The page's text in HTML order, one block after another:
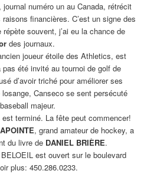
journal numéro un au Canada, rétrécit
financières. C’est un signe des
souvent, j’ai eu la chance de
des journaux.
joueur étoile des Athletics, est
pas été invité au tournoi de golf de
d’avoir triché pour améliorer ses
Canseco se sent persécuté
majeur.
est terminé. La fête peut commencer!
, grand amateur de hockey, a
du livre de DANIEL BRIÈRE.
est ouvert sur le boulevard
plus: 450.286.0233.